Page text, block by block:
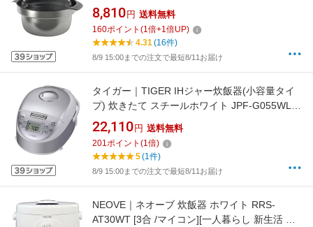
れ 炊飯 煮物 GIS200]
8,810 円 送料無料
160ポイント (1倍+1倍UP)
4.31(16件)
8/9 15:00までの注文で最短8/11お届け
タイガー｜TIGER IHジャー炊飯器(小容量タイ
プ) 炊きたて スチールホワイト JPF-G055WL
[3合 /IH]【rb_makerA】
22,110 円 送料無料
201ポイント (1倍)
5(1件)
8/9 15:00までの注文で最短8/11お届け
NEOVE｜ネオーブ 炊飯器 ホワイト RRS-
AT30WT [3合 /マイコン][一人暮らし 新生活 お